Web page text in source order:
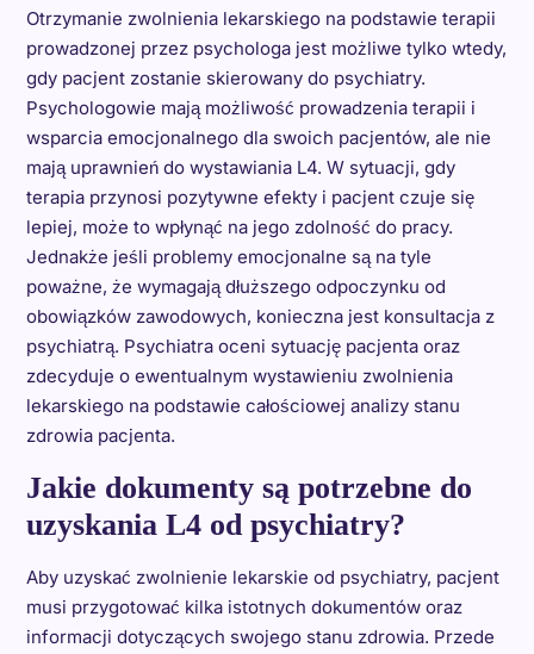
Otrzymanie zwolnienia lekarskiego na podstawie terapii
prowadzonej przez psychologa jest możliwe tylko wtedy,
gdy pacjent zostanie skierowany do psychiatry.
Psychologowie mają możliwość prowadzenia terapii i
wsparcia emocjonalnego dla swoich pacjentów, ale nie
mają uprawnień do wystawiania L4. W sytuacji, gdy
terapia przynosi pozytywne efekty i pacjent czuje się
lepiej, może to wpłynąć na jego zdolność do pracy.
Jednakże jeśli problemy emocjonalne są na tyle
poważne, że wymagają dłuższego odpoczynku od
obowiązków zawodowych, konieczna jest konsultacja z
psychiatrą. Psychiatra oceni sytuację pacjenta oraz
zdecyduje o ewentualnym wystawieniu zwolnienia
lekarskiego na podstawie całościowej analizy stanu
zdrowia pacjenta.
Jakie dokumenty są potrzebne do
uzyskania L4 od psychiatry?
Aby uzyskać zwolnienie lekarskie od psychiatry, pacjent
musi przygotować kilka istotnych dokumentów oraz
informacji dotyczących swojego stanu zdrowia. Przede